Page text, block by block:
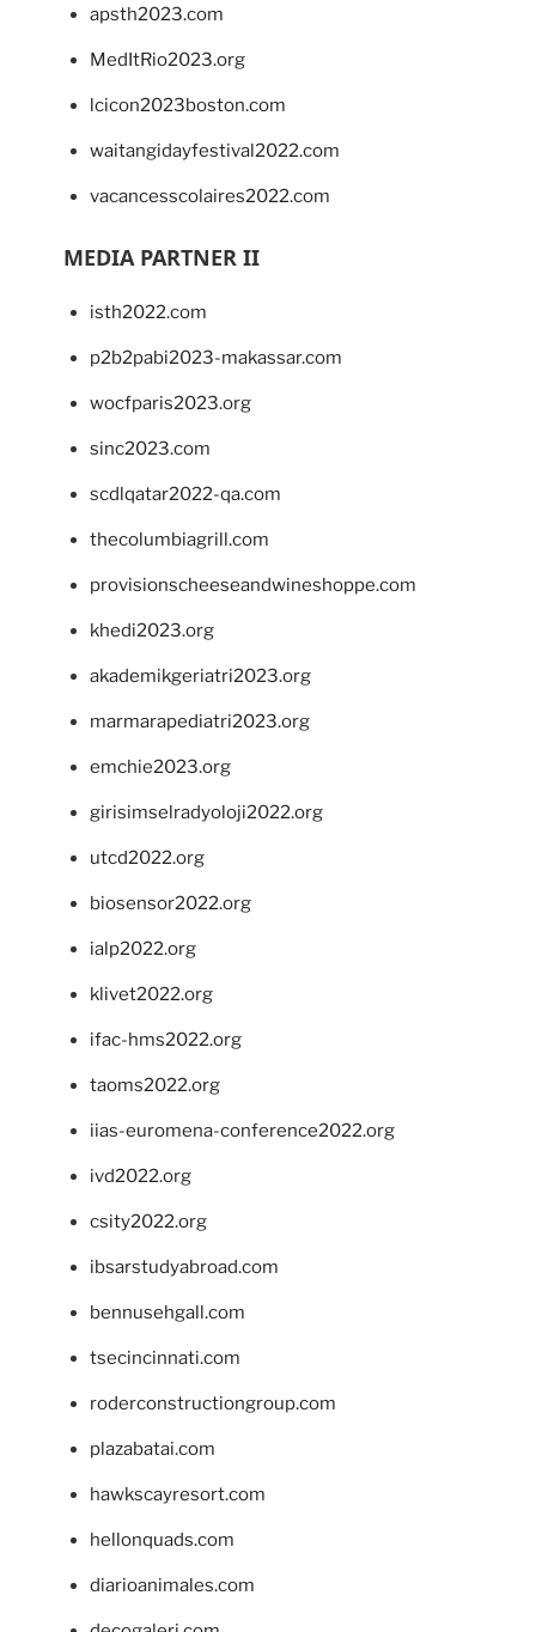
apsth2023.com
MedItRio2023.org
lcicon2023boston.com
waitangidayfestival2022.com
vacancesscolaires2022.com
MEDIA PARTNER II
isth2022.com
p2b2pabi2023-makassar.com
wocfparis2023.org
sinc2023.com
scdlqatar2022-qa.com
thecolumbiagrill.com
provisionscheeseandwineshoppe.com
khedi2023.org
akademikgeriatri2023.org
marmarapediatri2023.org
emchie2023.org
girisimselradyoloji2022.org
utcd2022.org
biosensor2022.org
ialp2022.org
klivet2022.org
ifac-hms2022.org
taoms2022.org
iias-euromena-conference2022.org
ivd2022.org
csity2022.org
ibsarstudyabroad.com
bennusehgall.com
tsecincinnati.com
roderconstructiongroup.com
plazabatai.com
hawkscayresort.com
hellonquads.com
diarioanimales.com